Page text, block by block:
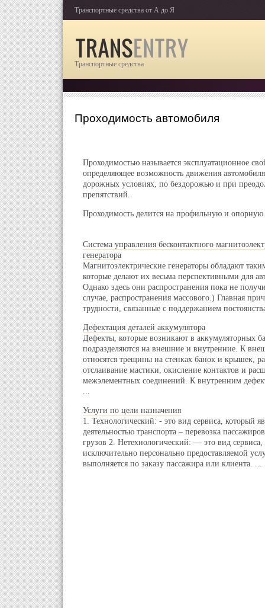
Транспортные средства от А до Я
Транспортные средства
Проходимость автомобиля
Проходимостью называется эксплуатационное
определяющее возможность движения
дорожных условиях, по бездорожью и при
препятствий.
Проходимость делится на профильную и
Система управления бесконтактного
генератора
Магнитоэлектрические генераторы обладают
которые делают их весьма перспективными для
Однако здесь они распространения пока не
случае, распространения массового.) Главная
трудности, связанные с поддержанием
Дефектация деталей аккумулятора
Дефекты, которые возникают в аккумуляторных
подразделяются на внешние и внутренние. К
относятся трещины на стенках банок и крышек,
отслаивание мастики, окисление контактов и
межэлементных соединений. К внутренним
...
Услуги по цели назначения
1. Технологический: - это вид сервиса, который
деятельностью транспорта – перевозка
грузов 2. Нетехнологический: — это вид сервиса,
исключительно персонально предоставляемой
выполняется по заказу пассажира или клиента. ...